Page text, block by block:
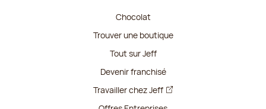
Chocolat
Trouver une boutique
Tout sur Jeff
Devenir franchisé
Travailler chez Jeff